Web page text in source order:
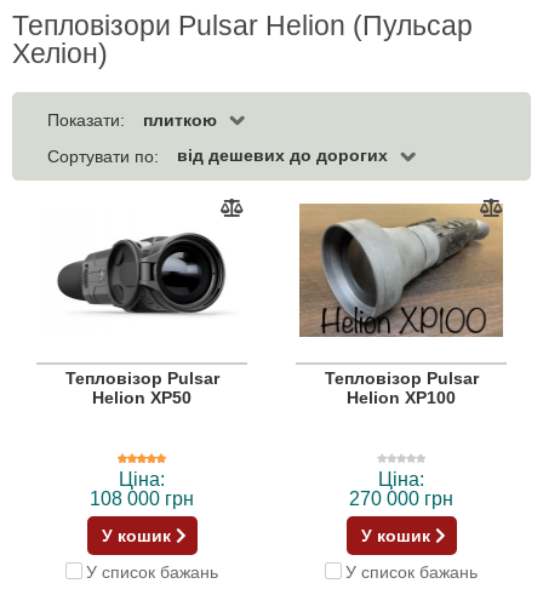
Тепловізори Pulsar Helion (Пульсар
Хеліон)
Показати:
плиткою
Сортувати по:
від дешевих до дорогих
Тепловізор Pulsar
Helion XP50
Ціна:
108 000 грн
У кошик
У список бажань
Тепловізор Pulsar
Helion XP100
Ціна:
270 000 грн
У кошик
У список бажань